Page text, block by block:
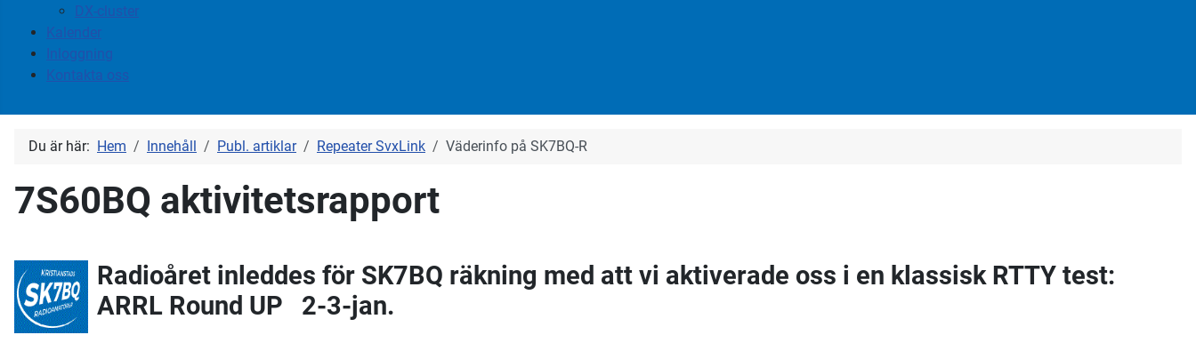
DX-cluster
Kalender
Inloggning
Kontakta oss
Du är här: Hem Innehåll Publ. artiklar Repeater SvxLink Väderinfo på SK7BQ-R
7S60BQ aktivitetsrapport
Radioåret inleddes för SK7BQ räkning med att vi aktiverade oss i en klassisk RTTY test:
ARRL Round UP 2-3-jan.